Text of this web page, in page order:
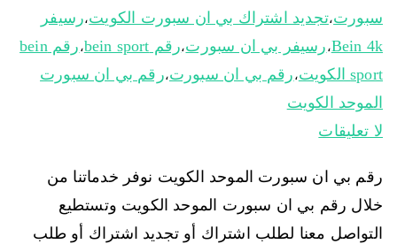
سبورت،تجديد اشتراك بي ان سبورت الكويت،رسيفر
Bein 4k، رسيفر بي ان سبورت،رقم bein sport ،
رقم bein
sport الكويت
، رقم بي ان سبورت،رقم بي ان سبورت
الموحد الكويت
لا تعليقات
رقم بي ان سبورت الموحد الكويت نوفر خدماتنا من
خلال رقم بي ان سبورت الموحد الكويت وتستطيع
التواصل معنا لطلب اشتراك أو تجديد اشتراك أو طلب